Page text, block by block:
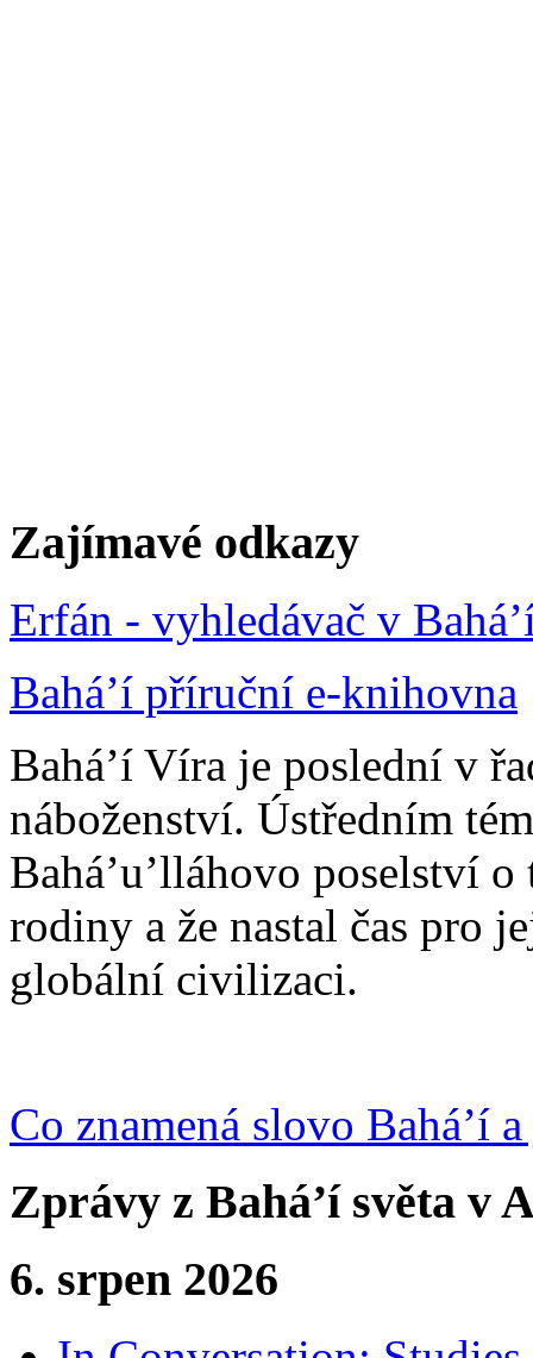
Zajímavé odkazy
Erfán - vyhledávač v
Bahá’í příruční e-knihovna
Bahá’í Víra je poslední v
náboženství. Ústředním
Bahá’u’lláhovo poselství
rodiny a že nastal čas pro
globální civilizaci.
Co znamená slovo Bahá’í
Zprávy z Bahá’í světa v
6. srpen 2026